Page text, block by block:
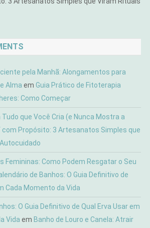
pela Manhã: Alongamentos para
Alma em Guia Prático de Fitoterapia
Como Começar
Tudo que Você Cria (e Nunca Mostra a
com Propósito: 3 Artesanatos Simples que
Femininas: Como Podem Resgatar o Seu
de Banhos: O Guia Definitivo de
Cada Momento da Vida
O Guia Definitivo de Qual Erva Usar em
Vida em Banho de Louro e Canela: Atrair